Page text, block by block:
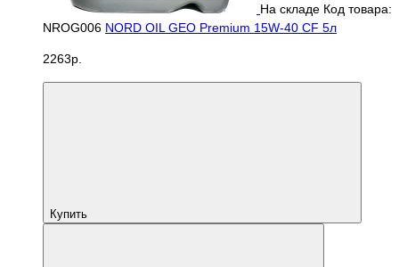
На складе Код товара:
NROG006 NORD OIL GEO Premium 15W-40 CF 5л
2263р.
Купить